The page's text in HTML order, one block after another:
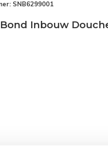
SNB6299001
Inbouw